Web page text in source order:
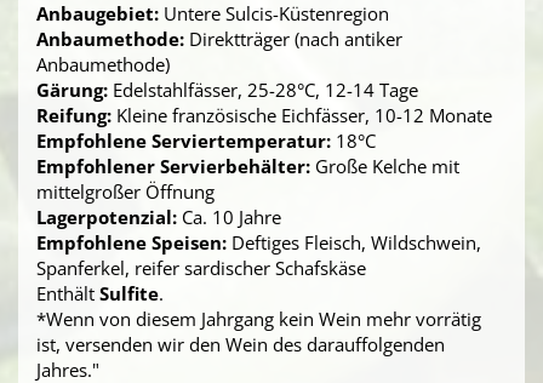
Anbaugebiet: Untere Sulcis-Küstenregion
Anbaumethode: Direktträger (nach antiker
Anbaumethode)
Gärung: Edelstahlfässer, 25-28°C, 12-14 Tage
Reifung: Kleine französische Eichfässer, 10-12 Monate
Empfohlene Serviertemperatur: 18°C
Empfohlener Servierbehälter: Große Kelche mit
mittelgroßer Öffnung
Lagerpotenzial: Ca. 10 Jahre
Empfohlene Speisen: Deftiges Fleisch, Wildschwein,
Spanferkel, reifer sardischer Schafskäse
Enthält Sulfite.
*Wenn von diesem Jahrgang kein Wein mehr vorrätig
ist, versenden wir den Wein des darauffolgenden
Jahres."